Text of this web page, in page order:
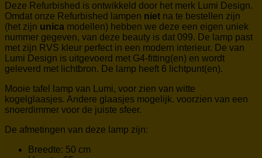
Deze Refurbished is ontwikkeld door het merk Lumi Design.
Omdat onze Refurbished lampen niet na te bestellen zijn
(het zijn unica modellen) hebben we deze een eigen uniek
nummer gegeven, van deze beauty is dat 099. De lamp past
met zijn RVS kleur perfect in een modern interieur. De van
Lumi Design is uitgevoerd met G4-fitting(en) en wordt
geleverd met lichtbron. De lamp heeft 6 lichtpunt(en).
Mooie tafel lamp van Lumi, voor zien van witte
kogelglaasjes. Andere glaasjes mogelijk. voorzien van een
snoerdimmer voor de juiste sfeer.
De afmetingen van deze lamp zijn:
Breedte: 50 cm